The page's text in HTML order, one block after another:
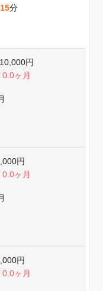
15分
10,000円
0.0ヶ月
円
0.0ヶ月
円
0.0ヶ月